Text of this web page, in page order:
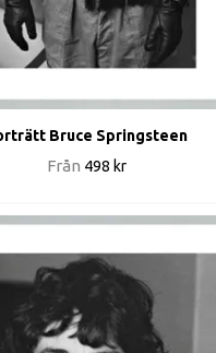
Bruce Springsteen
Från 498 kr